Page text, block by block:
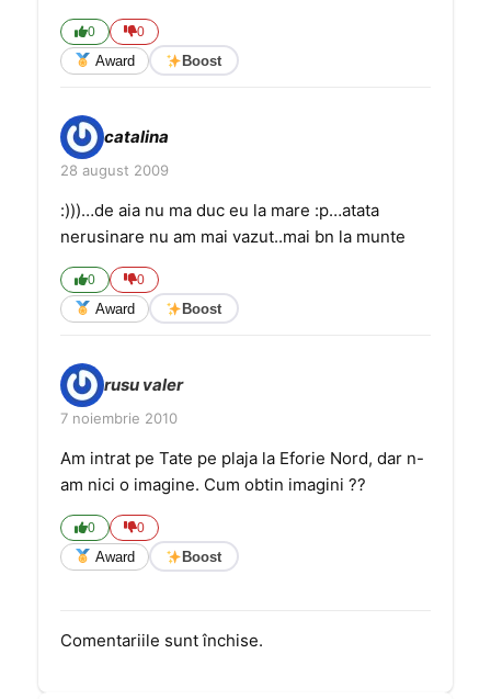
0 0
Award Boost
catalina
28 august 2009
:)))…de aia nu ma duc eu la mare :p…atata
nerusinare nu am mai vazut..mai bn la munte
0 0
Award Boost
rusu valer
7 noiembrie 2010
Am intrat pe Tate pe plaja la Eforie Nord, dar n-
am nici o imagine. Cum obtin imagini ??
0 0
Award Boost
Comentariile sunt închise.